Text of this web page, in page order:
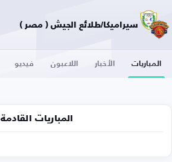
سيراميكا/طلائع الجيش ( مصر )
المباريات الأخبار اللاعبون فيديو
المباريات القادمة